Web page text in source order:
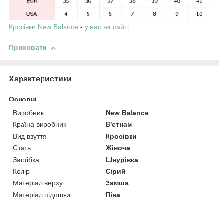
Кросівки New Balance - у нас на сайті
Приховати
Характеристики
Основні
Виробник
New Balance
Країна виробник
В'єтнам
Вид взуття
Кросівки
Стать
Жіноча
Застібка
Шнурівка
Колір
Сірий
Матеріал верху
Замша
Матеріал підошви
Піна